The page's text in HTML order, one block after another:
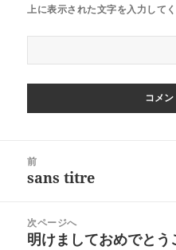
上に表示された文字を入力してく
前
前
投
稿:
sans titre
次ページへ
次
明けましておめでとう